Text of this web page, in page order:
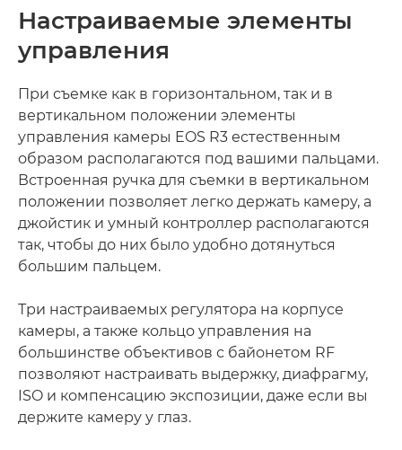
Настраиваемые элементы
управления
При съемке как в горизонтальном, так и в
вертикальном положении элементы
управления камеры EOS R3 естественным
образом располагаются под вашими пальцами.
Встроенная ручка для съемки в вертикальном
положении позволяет легко держать камеру, а
джойстик и умный контроллер располагаются
так, чтобы до них было удобно дотянуться
большим пальцем.
Три настраиваемых регулятора на корпусе
камеры, а также кольцо управления на
большинстве объективов с байонетом RF
позволяют настраивать выдержку, диафрагму,
ISO и компенсацию экспозиции, даже если вы
держите камеру у глаз.